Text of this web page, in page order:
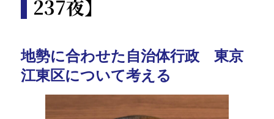
237夜】
地勢に合わせた自治体行政 東京
江東区について考える